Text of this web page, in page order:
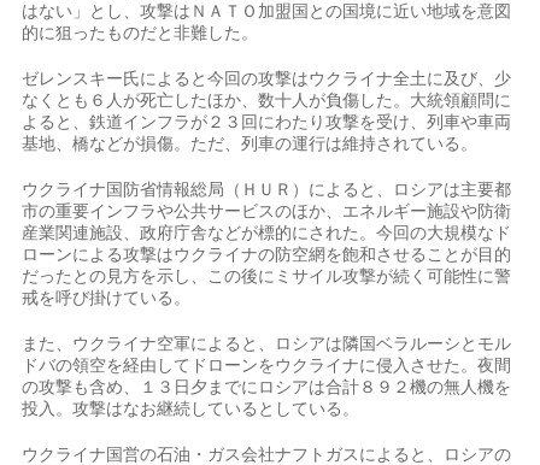
はない」とし、攻撃はＮＡＴＯ加盟国との国境に近い地域を意図
的に狙ったものだと非難した。
ゼレンスキ⁠ー氏によると今回の攻撃はウクライナ全土に及び、少
なくとも６人が死亡したほか、数十人が負傷した。大統領顧問に
よると、​鉄道インフラが２３回にわたり攻撃を受け、列車や車両
基地、橋などが損傷。ただ、列車の運行は維持されている。
ウクライナ国防省情報総局（ＨＵＲ）​によると、ロシアは主要都
市の重要インフラや公共サービスのほか、エネルギー施設や防衛
産業関連施設、政府庁舎などが標的にされた。今回の大規模なド
ローンによる攻撃はウクライナの防空網を飽和させることが目的
だったとの見方を示し、この後にミサイル攻撃が続く可能性に警
戒​を呼び掛けている。
また、ウクライナ空軍によると、ロシアは隣国ベラルーシとモル
ドバの領空を経由してドローンをウクライナに​侵入させた。夜間
の攻撃も含め、１３日夕までにロシアは合計８９２機の無人機を
投入。攻撃はなお継続しているとしている。
ウクライナ国営の石油・ガス会社ナフト‌ガスによ⁠ると、ロシアの